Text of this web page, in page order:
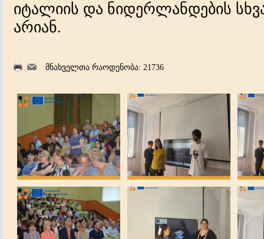
იტალიის და ნიდერლანდების
არიან.
მნახველთა რაოდენობა: 21736